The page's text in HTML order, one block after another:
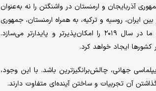
آذربایجان و ارمنستان در واشنگتن را نه به‌عنوان
ایران، روسیه و ترکیه، به همراه ارمنستان، جمهوری
آذربایجان و گرجستان. توافق جدید زمینه‌ای جهانی فراهم می‌کند که ابتکار منطقه‌ای ما در سال ۲۰۱۹ را امکان‌پذیرتر و پایدارتر می‌سازد.
ایجاد خواهد کرد.
جهانی، چالش‌برانگیزترین باشد. با این وجود،
آن تجربیات و ساختن آینده‌ای متفاوت دارند.